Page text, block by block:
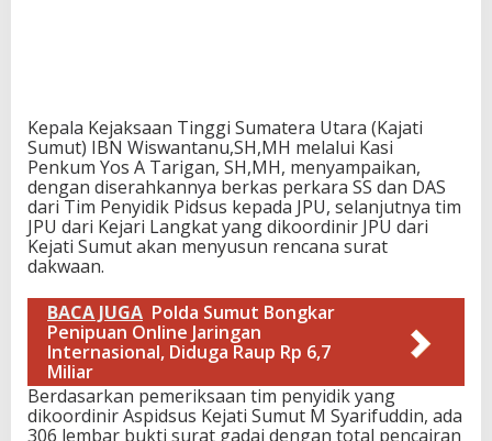
Kepala Kejaksaan Tinggi Sumatera Utara (Kajati
Sumut) IBN Wiswantanu,SH,MH melalui Kasi
Penkum Yos A Tarigan, SH,MH, menyampaikan,
dengan diserahkannya berkas perkara SS dan DAS
dari Tim Penyidik Pidsus kepada JPU, selanjutnya tim
JPU dari Kejari Langkat yang dikoordinir JPU dari
Kejati Sumut akan menyusun rencana surat
dakwaan.
BACA JUGA Polda Sumut Bongkar
Penipuan Online Jaringan
Internasional, Diduga Raup Rp 6,7
Miliar
Berdasarkan pemeriksaan tim penyidik yang
dikoordinir Aspidsus Kejati Sumut M Syarifuddin, ada
306 lembar bukti surat gadai dengan total pencairan